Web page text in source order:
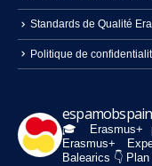
Standards de Qualité
Politique de
espamobspain
🎓 Erasmus+
Erasmus+
Balearics 👇